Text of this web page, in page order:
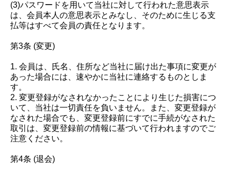
(3)パスワードを用いて当社に対して行われた意思表示
は、会員本人の意思表示とみなし、そのために生じる支
払等はすべて会員の責任となります。
第3条 (変更)
1. 会員は、氏名、住所など当社に届け出た事項に変更が
あった場合には、速やかに当社に連絡するものとしま
す。
2. 変更登録がなされなかったことにより生じた損害につ
いて、当社は一切責任を負いません。また、変更登録が
なされた場合でも、変更登録前にすでに手続がなされた
取引は、変更登録前の情報に基づいて行われますのでご
注意ください。
第4条 (退会)